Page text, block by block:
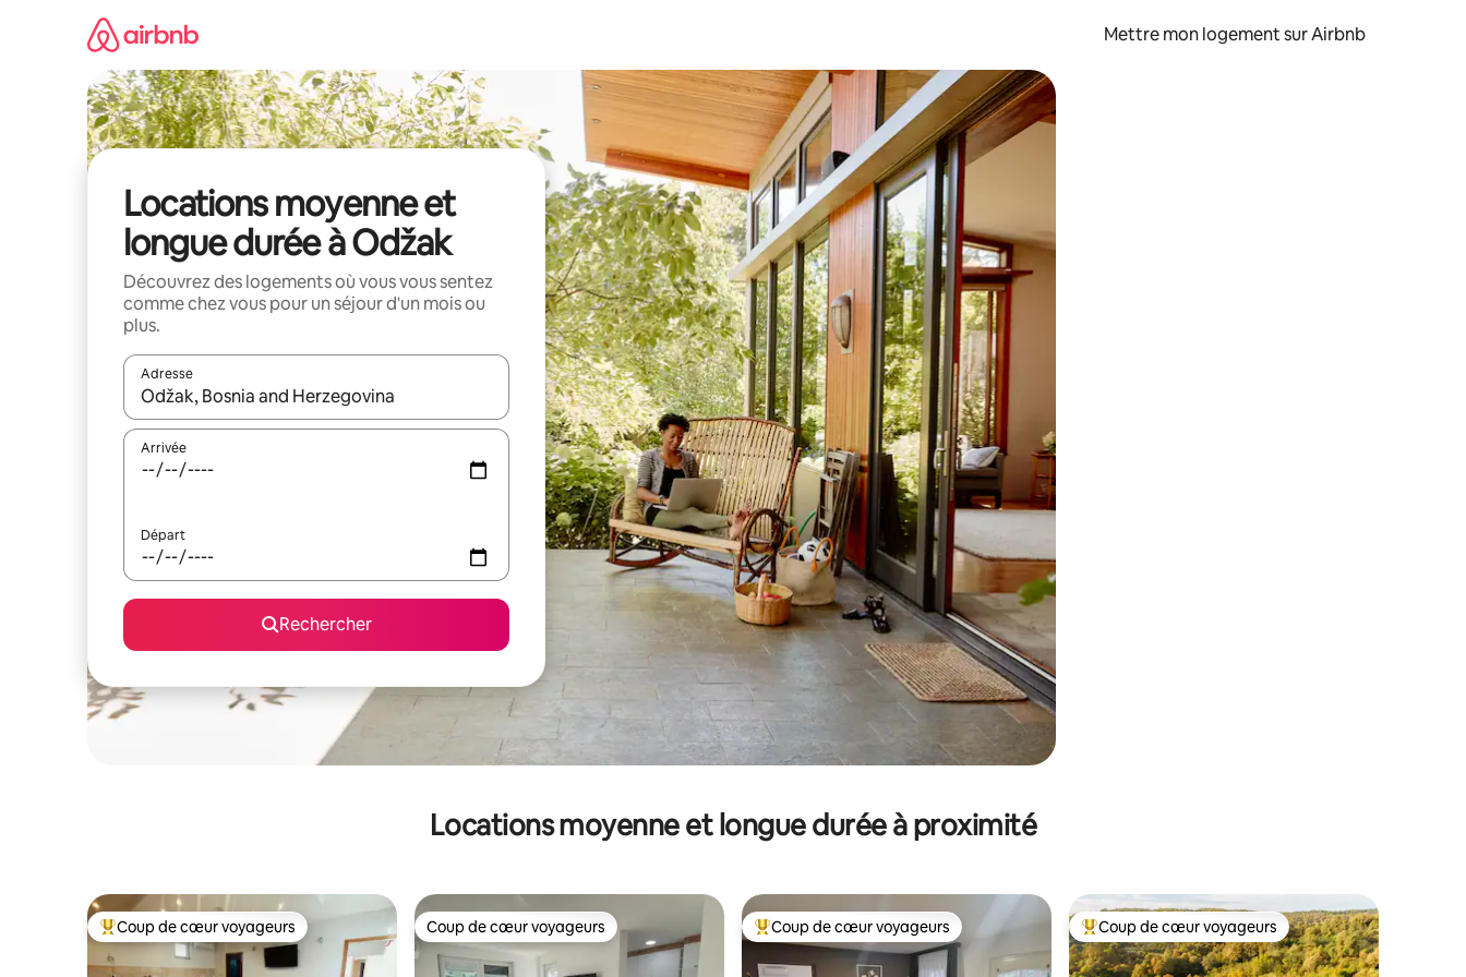
Mettre mon logement sur Airbnb
Locations moyenne et
longue durée à Odžak
Découvrez des logements où vous vous sentez
comme chez vous pour un séjour d'un mois ou
plus.
Adresse
Lorsque les résultats s'affichent, utilisez les flèches vers le haut et vers le bas pour les parcourir ou en appuyant et en faisant glisser.
Arrivée
Départ
Rechercher
Locations moyenne et longue durée à proximité
Coups de cœur voyageurs les plus appréciés
Coup de cœur voyageurs Coup de cœur voyageurs
Coup de cœur voyageurs Coups de cœur voyageurs les plus appréciés
Coup de cœur voyageurs Coups de cœur voyageurs les plus appréciés
Coup de cœur voyageurs